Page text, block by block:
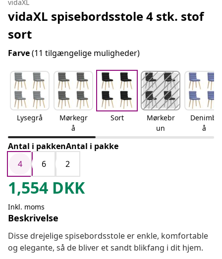
vidaXL
vidaXL spisebordsstole 4 stk. stof
sort
Farve(11 tilgængelige muligheder)
Lysegrå
Mørkegr
å
Sort
Mørkebr
un
Denimbl
å
Antal i pakkenAntal i pakke
4
6 2
1,554 DKK
Inkl. moms
Beskrivelse
Disse drejelige spisebordsstole er enkle, komfortable
og elegante, så de bliver et sandt blikfang i dit hjem.